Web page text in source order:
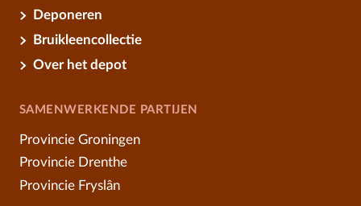
Deponeren
Bruikleencollectie
Over het depot
SAMENWERKENDE PARTIJEN
Provincie Groningen
Provincie Drenthe
Provincie Fryslân